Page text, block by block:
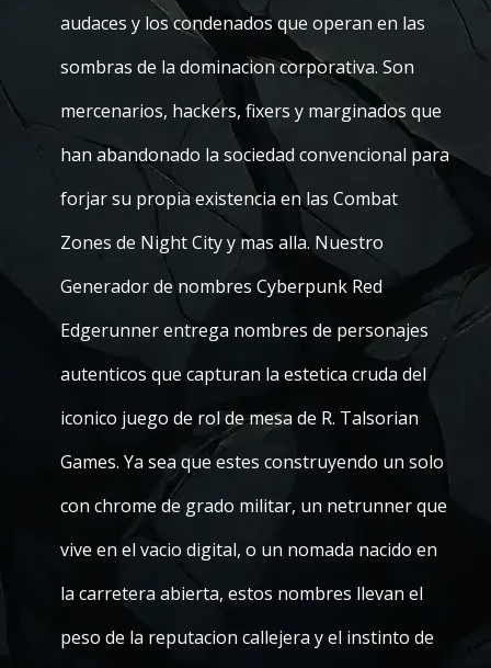
audaces y los condenados que operan en las
sombras de la dominacion corporativa. Son
mercenarios, hackers, fixers y marginados que
han abandonado la sociedad convencional para
forjar su propia existencia en las Combat
Zones de Night City y mas alla. Nuestro
Generador de nombres Cyberpunk Red
Edgerunner entrega nombres de personajes
autenticos que capturan la estetica cruda del
iconico juego de rol de mesa de R. Talsorian
Games. Ya sea que estes construyendo un solo
con chrome de grado militar, un netrunner que
vive en el vacio digital, o un nomada nacido en
la carretera abierta, estos nombres llevan el
peso de la reputacion callejera y el instinto de